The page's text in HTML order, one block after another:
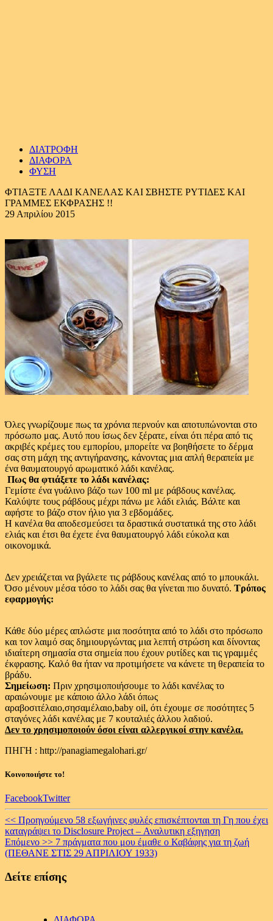
ΔΙΑΤΡΟΦΗ
ΔΙΑΦΟΡΑ
ΦΥΣΗ
ΦΤΙΑΞΤΕ ΛΑΔΙ ΚΑΝΕΛΑΣ ΚΑΙ ΣΒΗΣΤΕ ΡΥΤΙΔΕΣ ΚΑΙ
ΓΡΑΜΜΕΣ ΕΚΦΡΑΣΗΣ !!
29 Απριλίου 2015
Όλες γνωρίζουμε πως τα χρόνια περνούν και αποτυπώνονται στο
πρόσωπο μας. Αυτό που ίσως δεν ξέρατε, είναι ότι πέρα από τις
ακριβές κρέμες του εμπορίου, μπορείτε να βοηθήσετε το δέρμα
σας στη μάχη της αντιγήρανσης, κάνοντας μια απλή θεραπεία με
ένα θαυματουργό αρωματικό λάδι κανέλας.
Πως θα φτιάξετε το λάδι κανέλας:
Γεμίστε ένα γυάλινο βάζο των 100 ml με ράβδους κανέλας.
Καλύψτε τους ράβδους μέχρι πάνω με λάδι ελιάς. Βάλτε και
αφήστε το βάζο στον ήλιο για 3 εβδομάδες.
Η κανέλα θα αποδεσμεύσει τα δραστικά συστατικά της στο λάδι
ελιάς και έτσι θα έχετε ένα θαυματουργό λάδι εύκολα και
οικονομικά.
Δεν χρειάζεται να βγάλετε τις ράβδους κανέλας από το μπουκάλι.
Όσο μένουν μέσα τόσο το λάδι σας θα γίνεται πιο δυνατό. Τρόπος
εφαρμογής:
Κάθε δύο μέρες απλώστε μια ποσότητα από το λάδι στο πρόσωπο
και τον λαιμό σας δημιουργώντας μια λεπτή στρώση και δίνοντας
ιδιαίτερη σημασία στα σημεία που έχουν ρυτίδες και τις γραμμές
έκφρασης. Καλό θα ήταν να προτιμήσετε να κάνετε τη θεραπεία το
βράδυ.
Σημείωση: Πριν χρησιμοποιήσουμε το λάδι κανέλας το
αραιώνουμε με κάποιο άλλο λάδι όπως
αραβοσιτέλαιο,σησαμέλαιο,baby oil, ότι έχουμε σε ποσότητες 5
σταγόνες λάδι κανέλας με 7 κουταλιές άλλου λαδιού.
Δεν το χρησιμοποιούν όσοι είναι αλλεργικοί στην κανέλα.
ΠΗΓΗ : http://panagiamegalohari.gr/
Κοινοποιήστε το!
FacebookTwitter
Continue
Reading
<< Προηγούμενο 58 εξωγήινες φυλές επισκέπτονται τη Γη που έχει
καταγράψει το Disclosure Project – Αναλυτικη εξηγηση
Επόμενο >> 7 πράγματα που μου έμαθε ο Καβάφης για τη ζωή
(ΠΕΘΑΝΕ ΣΤΙΣ 29 ΑΠΡΙΛΙΟΥ 1933)
Δείτε επίσης